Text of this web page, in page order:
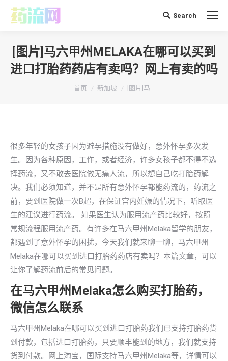
搜 Search
[图片]马六甲州MELAKA在哪可以买到
进口打胎药药店有卖吗？网上有卖的吗
你在这里：
首页 新加坡 [图片]马…
很多年轻的女孩子因为避孕措施没有做好，意外怀孕多次发
生。因为各种原因，工作，或者经济，许多女孩子都不得不选
择药流，又不敢去医院做无痛人流，所以想自己吃打胎药解
决。我们必须知道，并不是所有意外怀孕都能药流的，药流之
前，要到医院做一次B超，在保证宫内妊娠的情况下，听取医
生的建议进行药流。 如果医生认为服用流产药比较好，按照
常规流程服用流产药。有许多在马六甲州Melaka留学的朋友，
都遇到了意外怀孕的困扰，今天我们就来聊一聊，马六甲州
Melaka在哪可以买到进口打胎药药店有卖吗？本篇文章，可以
让你了解药流前后的常见问题。
在马六甲州Melaka怎么购买打胎药，
微信怎么联系
马六甲州Melaka在哪可以买到进口打胎药我们已支持打胎药货
到付款，包括进口打胎药，只要顺丰能到的地方，我们就支持
货到付款。网上淘宝，国际支持马六甲州Melaka等，详情可以